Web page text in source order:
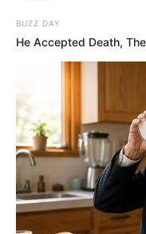
BUZZ DAY
He Accepted Death,